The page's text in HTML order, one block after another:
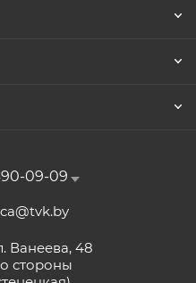
09-09
Ванеева, 48
стороны